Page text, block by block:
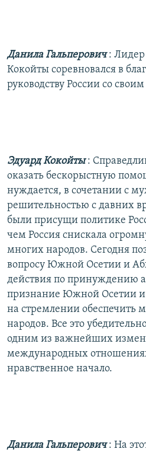
Данила Гальперович:
Кокойты соревновался в
руководству России со
Эдуард Кокойты:
оказать бескорыстную
нуждается, в сочетании с
решительностью с давних
были присущи политике
чем Россия снискала
многих народов. Сегодня
вопросу Южной Осетии и
действия по принуждению
признание Южной Осетии
на стремлении обеспечить
народов. Все это
одним из важнейших
международных
нравственное начало.
Данила Гальперович: На